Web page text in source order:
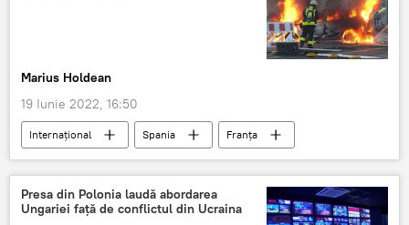
Marius Holdean
19 Iunie 2022, 16:50
Internaţional Spania
Franța
Incendii
caniculă
Presa din Polonia laudă abordarea
Ungariei față de conflictul din Ucraina